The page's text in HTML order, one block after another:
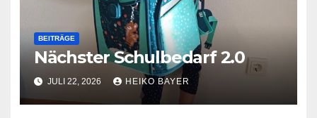
BEITRÄGE
Nächster Schulbedarf 2.0
JULI 22, 2026 HEIKO BAYER